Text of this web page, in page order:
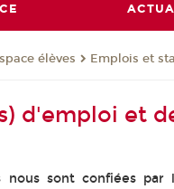
élèves Emplois et
d'emploi et
nous sont confiées